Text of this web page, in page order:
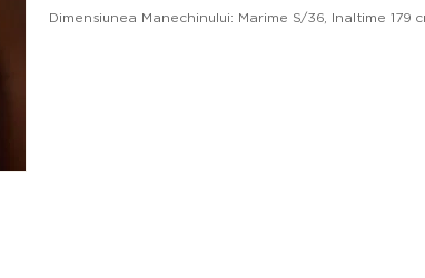
Dimensiunea Manechinului: Marime S/36, Inaltime 179